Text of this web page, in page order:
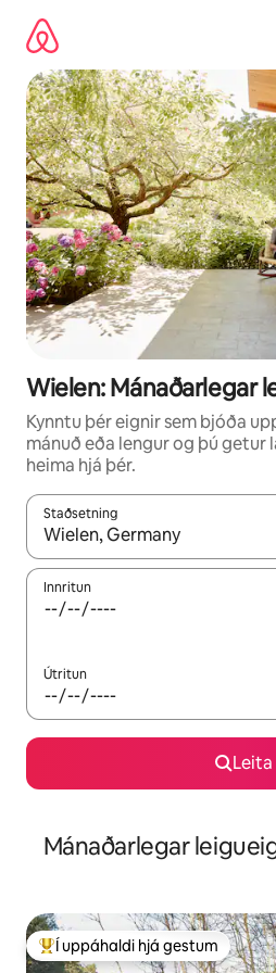
beint
Wielen: Mánaðarlegar
Kynntu þér eignir sem bjóða
mánuð eða lengur og þú getur
heima hjá þér.
Staðsetning
Þegar niðurstöður liggja fyrir
Innritun
Útritun
Leita
Mánaðarlegar
Í mestu uppáhaldi hjá gestum
Í uppáhaldi hjá gestum